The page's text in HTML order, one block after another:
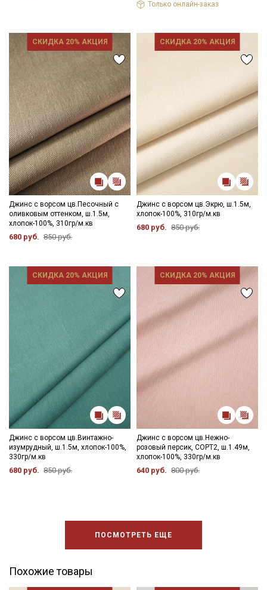
Только онлайн-заказ
СКИДКА 20% АКЦИЯ
Джинс с ворсом цв.Песочный с
оливковым оттенком, ш.1.5м,
хлопок-100%, 310гр/м.кв
680 руб. 850 руб.
СКИДКА 20% АКЦИЯ
Джинс с ворсом цв.Экрю, ш.1.5м,
хлопок-100%, 310гр/м.кв
680 руб. 850 руб.
СКИДКА 20% АКЦИЯ
Джинс с ворсом цв.Винтажно-
изумрудный, ш.1.5м, хлопок-100%,
330гр/м.кв
680 руб. 850 руб.
СКИДКА 20% АКЦИЯ
Джинс с ворсом цв.Нежно-
розовый персик, СОРТ2, ш.1.49м,
хлопок-100%, 330гр/м.кв
640 руб. 800 руб.
ПОСМОТРЕТЬ ЕЩЕ
Похожие товары